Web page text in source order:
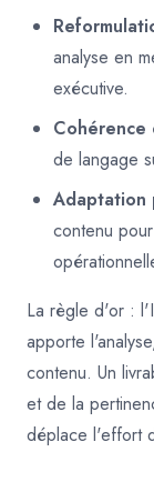
analyse en
exécutive.
Cohérence
de langage
Adaptation
contenu
La règle d'or :
apporte
contenu. Un
et de la
déplace l'effort